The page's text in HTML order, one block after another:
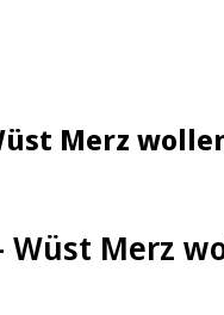
Merz
Wüst Merz